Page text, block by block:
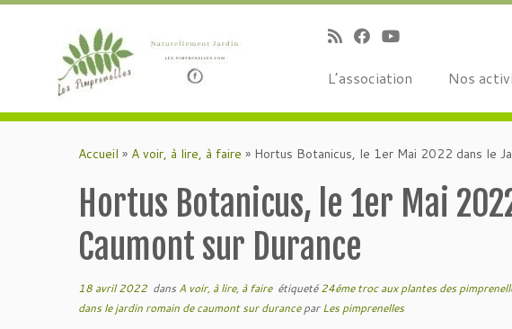
L’association Nos
Accueil » A voir, à lire, à faire » Hortus Botanicus, le 1er Mai 2022 dans le
Hortus Botanicus, le 1er Mai
Caumont sur Durance
18 avril 2022 dans A voir, à lire, à faire étiqueté24éme troc aux plantes des
dans le jardin romain de caumont sur duranceparLes pimprenelles